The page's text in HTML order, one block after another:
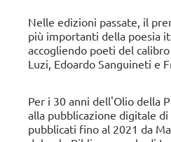
Nelle edizioni passate, il
più importanti della poesia
accogliendo poeti del
Luzi, Edoardo Sanguineti e
Per i 30 anni dell'Olio della
alla pubblicazione digitale
pubblicati fino al 2021 da